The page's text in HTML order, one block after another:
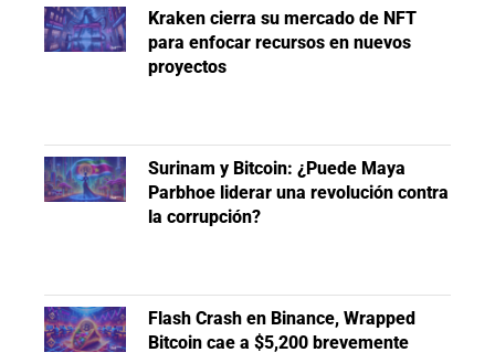
Kraken cierra su mercado de NFT
para enfocar recursos en nuevos
proyectos
Surinam y Bitcoin: ¿Puede Maya
Parbhoe liderar una revolución contra
la corrupción?
Flash Crash en Binance, Wrapped
Bitcoin cae a $5,200 brevemente